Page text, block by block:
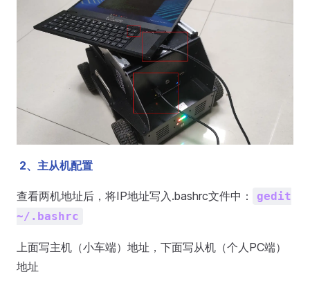
2、主从机配置
查看两机地址后，将IP地址写入.bashrc文件中：
gedit
~/.bashrc
上面写主机（小车端）地址，下面写从机（个人PC端）
地址